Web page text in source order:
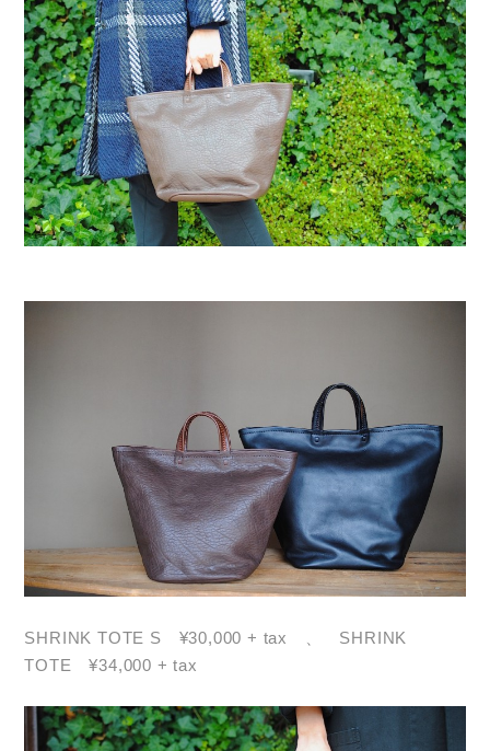
SHRINK TOTE S ¥30,000 + tax 、 SHRINK
TOTE ¥34,000 + tax